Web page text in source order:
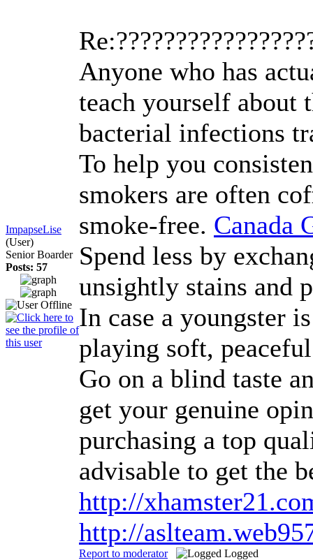
ImpapseLise
(User)
Senior Boarder
Posts: 57
Anyone who has
teach yourself about
bacterial infections
To help you
smokers are often
smoke-free. Canada
Spend less by
unsightly stains and
In case a youngster
playing soft,
Go on a blind taste
get your genuine
purchasing a top
advisable to get the
http://
http://
Report to moderator Logged